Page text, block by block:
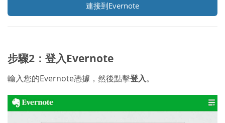
連接到Evernote
步驟2：登入Evernote
輸入您的Evernote憑據，然後點擊登入。